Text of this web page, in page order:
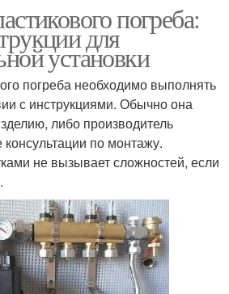
погреба:
для
установки
погреба необходимо выполнять
с инструкциями. Обычно она
либо производитель
по монтажу.
не вызывает сложностей, если